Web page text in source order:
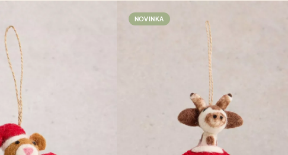
NOVINKA